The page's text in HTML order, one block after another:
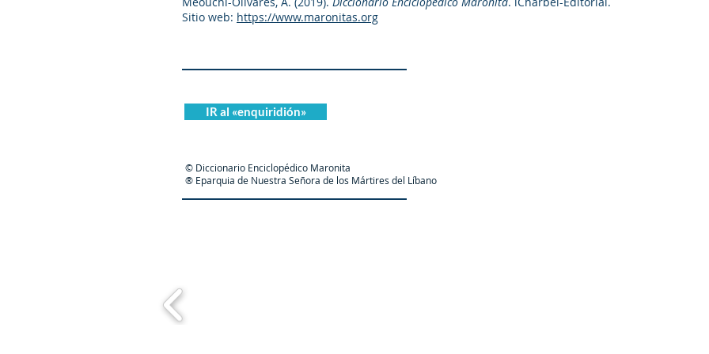
Sitio web: https://www.maronitas.org
IR al «enquiridión»
© Diccionario Enciclopédico Maronita
® Eparquia de Nuestra Señora de los Mártires del Líbano